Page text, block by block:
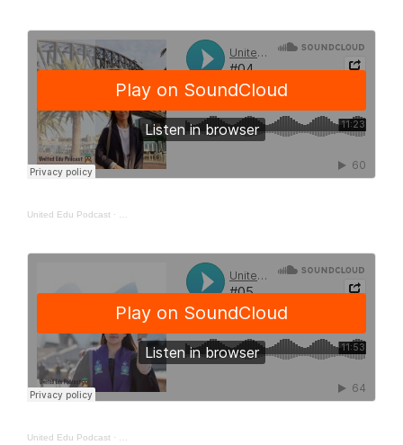
United Edu Podcast ·
United Edu Podcast ·